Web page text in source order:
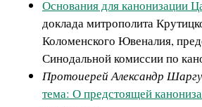
Основания для канонизации
доклада митрополита
Коломенского Ювеналия,
Синодальной комиссии по
Протоиерей Александр
тема: О предстоящей